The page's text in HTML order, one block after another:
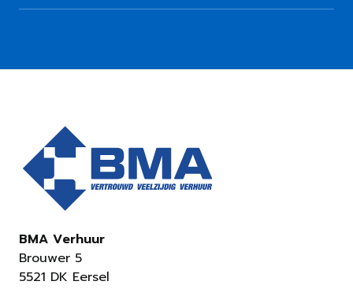
BMA Verhuur
Brouwer 5
5521 DK Eersel